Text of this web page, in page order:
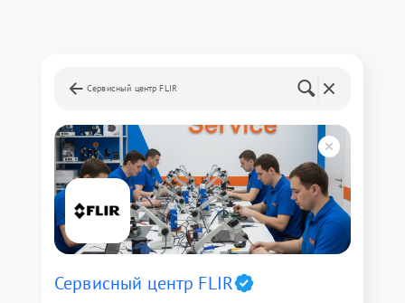
Сервисный центр FLIR
Сервисный центр FLIR